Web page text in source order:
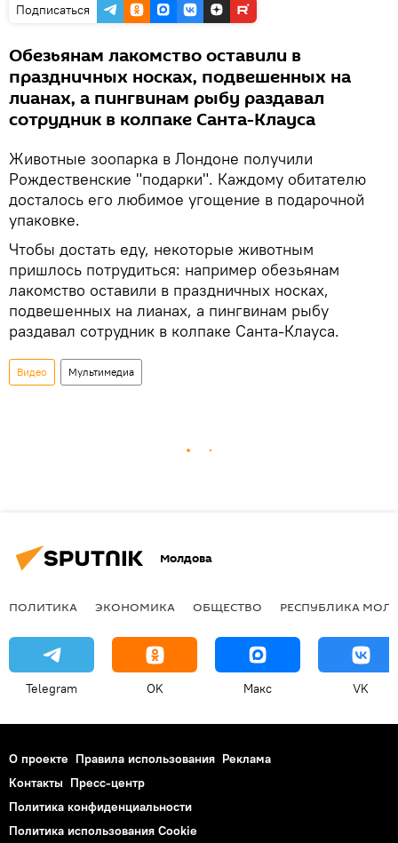
Подписаться
Обезьянам лакомство оставили в
праздничных носках, подвешенных на
лианах, а пингвинам рыбу раздавал
сотрудник в колпаке Санта-Клауса
Животные зоопарка в Лондоне получили
Рождественские "подарки". Каждому обитателю
досталось его любимое угощение в подарочной
упаковке.
Чтобы достать еду, некоторые животным
пришлось потрудиться: например обезьянам
лакомство оставили в праздничных носках,
подвешенных на лианах, а пингвинам рыбу
раздавал сотрудник в колпаке Санта-Клауса.
Видео Мультимедиа
Молдова
ПОЛИТИКА ЭКОНОМИКА ОБЩЕСТВО РЕСПУБЛИКА
Telegram OK Макс VK
О проекте Правила использования Реклама
Контакты Пресс-центр
Политика конфиденциальности
Политика использования Cookie